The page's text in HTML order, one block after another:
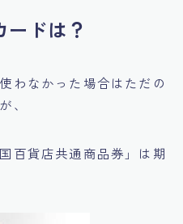
ドは？
わなかった場合はただの
、
百貨店共通商品券」は期